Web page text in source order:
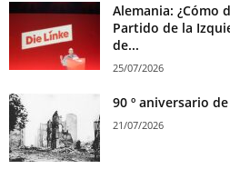
Alemania: ¿Cómo
Partido de la
de...
25/07/2026
90 º aniversario
21/07/2026